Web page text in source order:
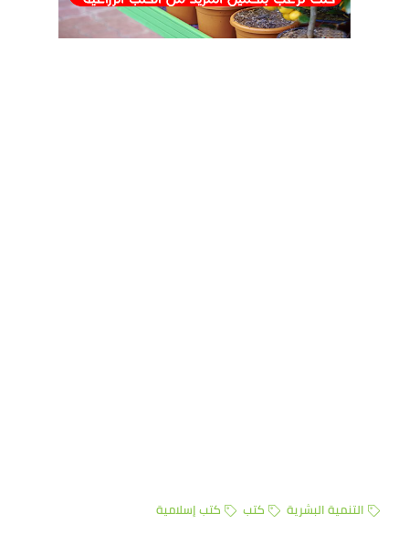
التنمية البشرية كتب كتب إسلامية